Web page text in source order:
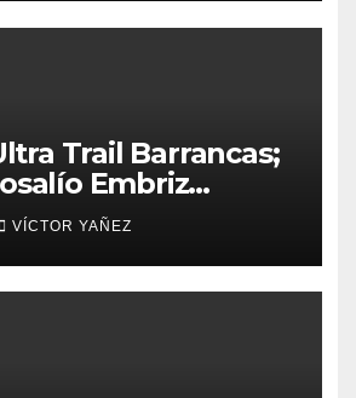
Trail Barrancas;
Embriz
deporte y el
Ixtapan de la Sal
VÍCTOR YAÑEZ